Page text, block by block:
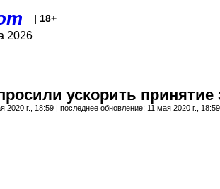
| 18+
2026
ускорить
2020 г., 18:59 | последнее обновление: 11 мая 2020 г., 18:59